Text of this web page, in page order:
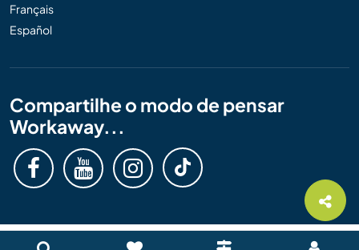
Français
Español
Compartilhe o modo de pensar
Workaway...